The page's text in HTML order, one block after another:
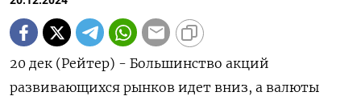
20 дек (Рейтер) - Большинство акций
развивающихся рынков идет вниз, а валюты